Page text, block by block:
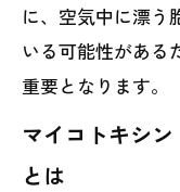
に、空気中に漂う
いる可能性がある
重要となります。
マイコトキシ
とは